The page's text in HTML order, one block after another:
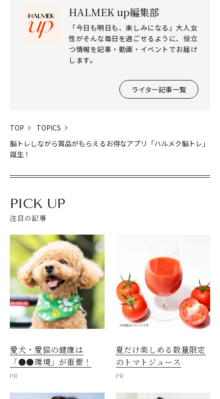
HALMEK up編集部
「今日も明日も、楽しみになる」大人女
性がそんな毎日を過ごせるように、役立
つ情報を記事・動画・イベントでお届け
します。
ライター記事一覧
TOP
TOPICS
脳トレしながら賞品がもらえるお得なアプリ「ハルメク脳トレ」
誕生！
PICK UP
注目の記事
愛犬・愛猫の健康は
「●●環境」が重要！
PR
夏だけ楽しめる数量限定
のトマトジュース
PR